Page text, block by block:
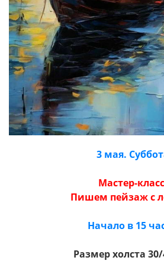
3 мая.
Мастер-
Пишем пейзаж с
Начало в 15
Размер холста